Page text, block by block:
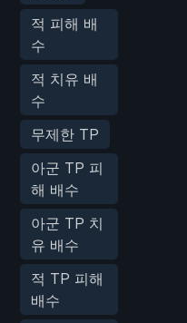
적 피해 배
수
적 치유 배
수
무제한 TP
아군 TP 피
해 배수
아군 TP 치
유 배수
적 TP 피해
배수